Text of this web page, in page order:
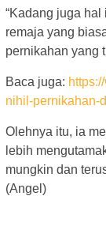
“Kadang juga
remaja yang
pernikahan yang
Baca juga:
nihil-pernikahan-
Olehnya itu, ia
lebih
mungkin dan
(Angel)